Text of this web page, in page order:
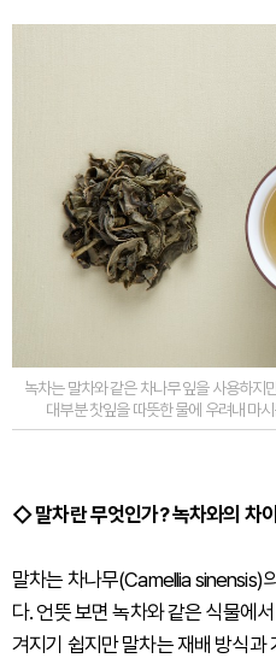
녹차는 말차와 같은 차나무 잎을 사용하지
대부분 찻잎을 따뜻한 물에 우려내 마
◇ 말차란 무엇인가? 녹차와의 차
말차는 차나무(Camellia sinensis)
다. 언뜻 보면 녹차와 같은 식물에
겨지기 쉽지만 말차는 재배 방식과